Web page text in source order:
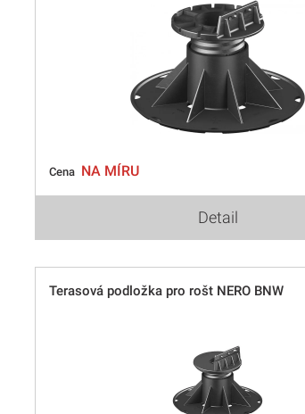
Cena NA MÍRU
Detail
Terasová podložka pro rošt NERO BNW